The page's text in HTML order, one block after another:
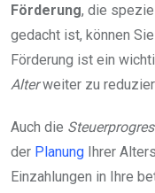
Förderung, die
gedacht ist, können
Förderung ist ein
Alterweiter zu
Auch die
der Planung Ihrer
Einzahlungen in Ihre